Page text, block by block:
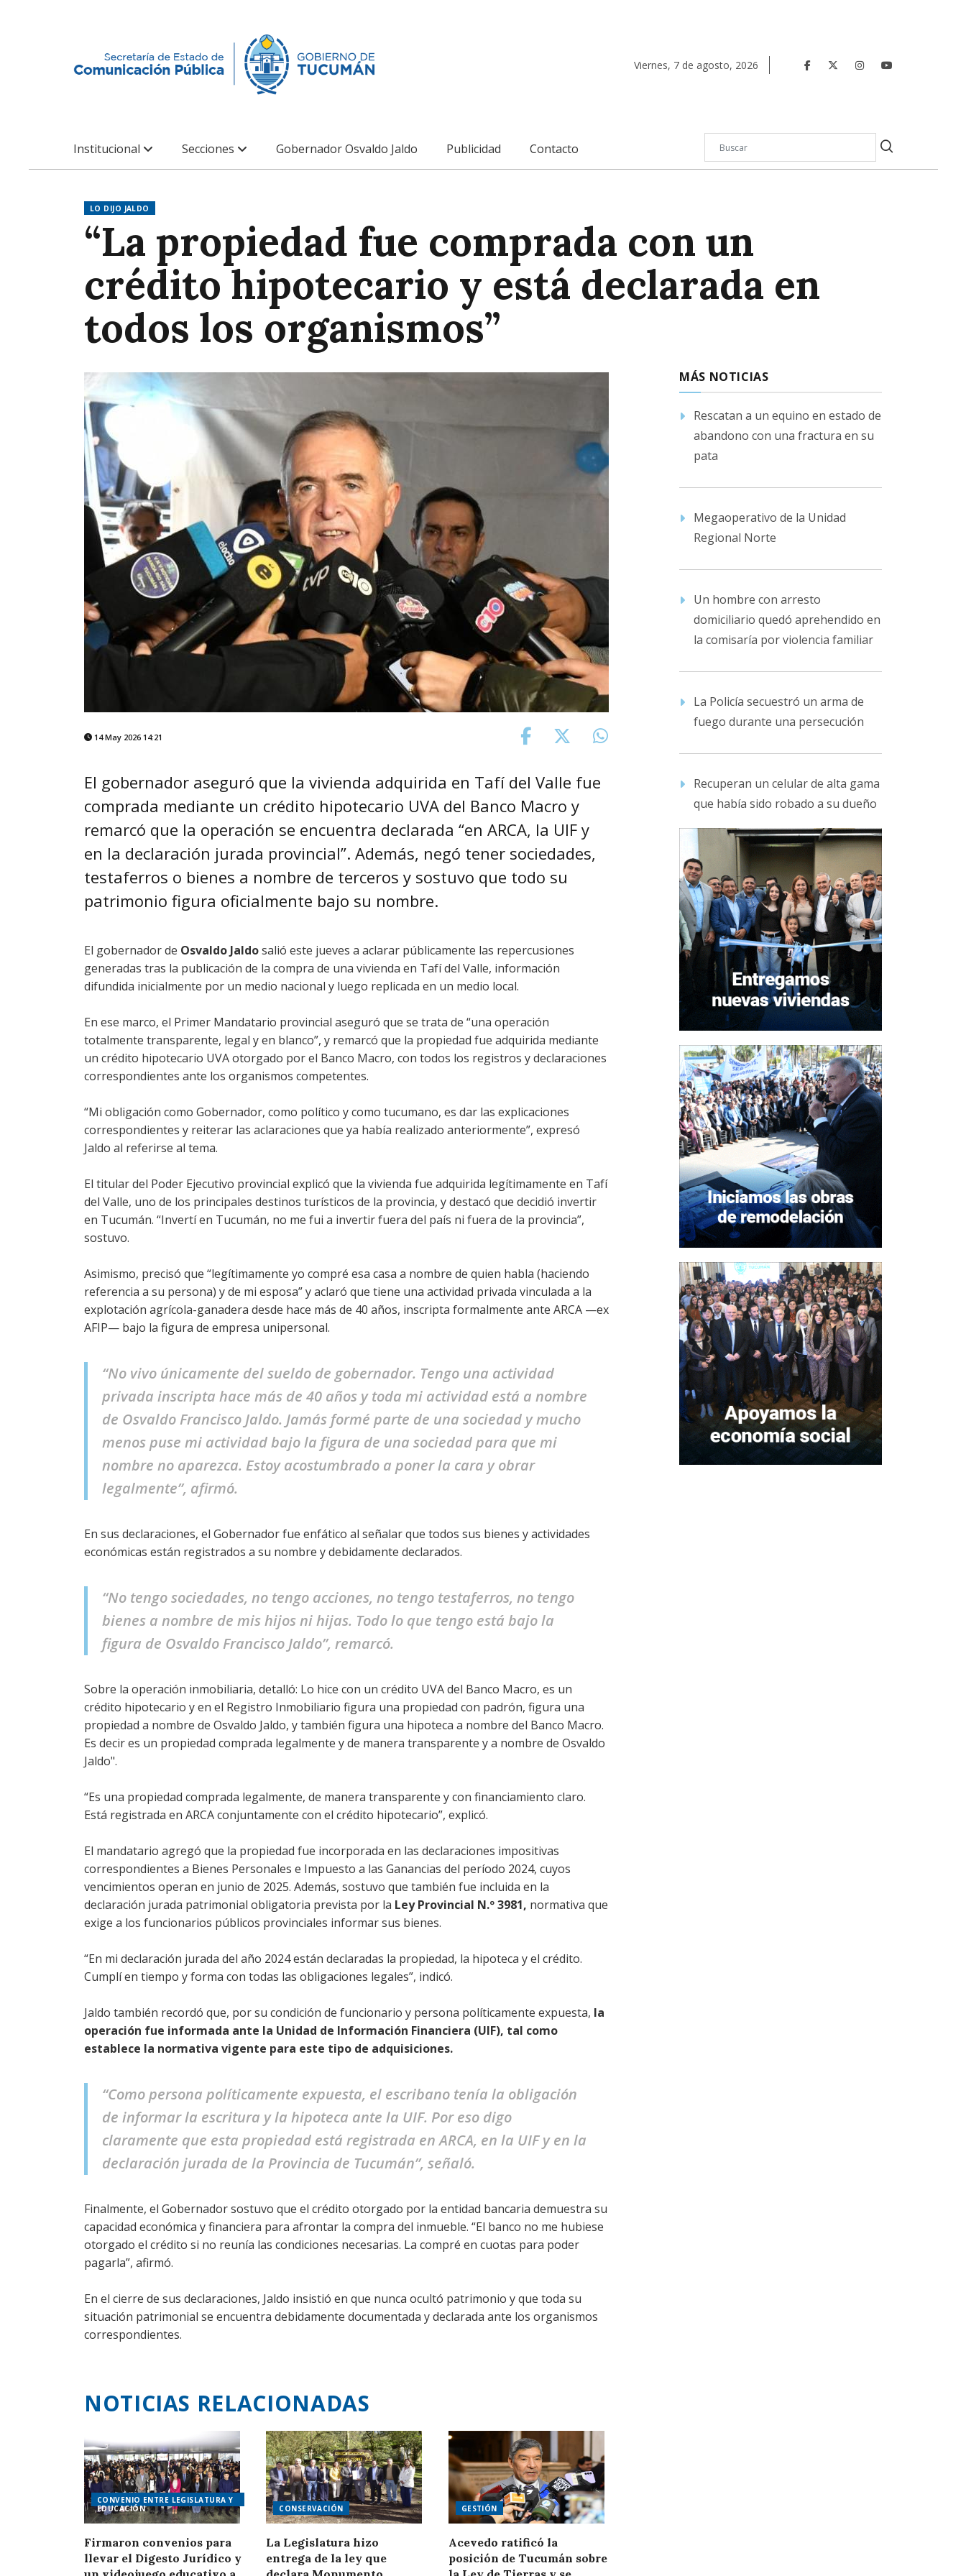
Viernes, 7 de agosto, 2026
Institucional Secciones Gobernador Osvaldo Jaldo Publicidad Contacto
LO DIJO JALDO
“La propiedad fue comprada con un
crédito hipotecario y está declarada en
todos los organismos”
14 May 2026 14:21
El gobernador aseguró que la vivienda adquirida en Tafí del Valle fue
comprada mediante un crédito hipotecario UVA del Banco Macro y
remarcó que la operación se encuentra declarada “en ARCA, la UIF y
en la declaración jurada provincial”. Además, negó tener sociedades,
testaferros o bienes a nombre de terceros y sostuvo que todo su
patrimonio figura oficialmente bajo su nombre.
El gobernador de Osvaldo Jaldosalió este jueves a aclarar públicamente las repercusiones
generadas tras la publicación de la compra de una vivienda en Tafí del Valle, información
difundida inicialmente por un medio nacional y luego replicada en un medio local.
En ese marco, el Primer Mandatario provincial aseguró que se trata de “una operación
totalmente transparente, legal y en blanco”, y remarcó que la propiedad fue adquirida mediante
un crédito hipotecario UVA otorgado por el Banco Macro, con todos los registros y declaraciones
correspondientes ante los organismos competentes.
“Mi obligación como Gobernador, como político y como tucumano, es dar las explicaciones
correspondientes y reiterar las aclaraciones que ya había realizado anteriormente”, expresó
Jaldo al referirse al tema.
El titular del Poder Ejecutivo provincial explicó que la vivienda fue adquirida legítimamente en Tafí
del Valle, uno de los principales destinos turísticos de la provincia, y destacó que decidió invertir
en Tucumán. “Invertí en Tucumán, no me fui a invertir fuera del país ni fuera de la provincia”,
sostuvo.
Asimismo, precisó que “legítimamente yo compré esa casa a nombre de quien habla (haciendo
referencia a su persona) y de mi esposa” y aclaró que tiene una actividad privada vinculada a la
explotación agrícola-ganadera desde hace más de 40 años, inscripta formalmente ante ARCA —ex
AFIP— bajo la figura de empresa unipersonal.
“No vivo únicamente del sueldo de gobernador. Tengo una actividad
privada inscripta hace más de 40 años y toda mi actividad está a nombre
de Osvaldo Francisco Jaldo. Jamás formé parte de una sociedad y mucho
menos puse mi actividad bajo la figura de una sociedad para que mi
nombre no aparezca. Estoy acostumbrado a poner la cara y obrar
legalmente”, afirmó.
En sus declaraciones, el Gobernador fue enfático al señalar que todos sus bienes y actividades
económicas están registrados a su nombre y debidamente declarados.
“No tengo sociedades, no tengo acciones, no tengo testaferros, no tengo
bienes a nombre de mis hijos ni hijas. Todo lo que tengo está bajo la
figura de Osvaldo Francisco Jaldo”, remarcó.
Sobre la operación inmobiliaria, detalló: Lo hice con un crédito UVA del Banco Macro, es un
crédito hipotecario y en el Registro Inmobiliario figura una propiedad con padrón, figura una
propiedad a nombre de Osvaldo Jaldo, y también figura una hipoteca a nombre del Banco Macro.
Es decir es un propiedad comprada legalmente y de manera transparente y a nombre de Osvaldo
Jaldo".
“Es una propiedad comprada legalmente, de manera transparente y con financiamiento claro.
Está registrada en ARCA conjuntamente con el crédito hipotecario”, explicó.
El mandatario agregó que la propiedad fue incorporada en las declaraciones impositivas
correspondientes a Bienes Personales e Impuesto a las Ganancias del período 2024, cuyos
vencimientos operan en junio de 2025. Además, sostuvo que también fue incluida en la
declaración jurada patrimonial obligatoria prevista por la Ley Provincial N.º 3981, normativa que
exige a los funcionarios públicos provinciales informar sus bienes.
“En mi declaración jurada del año 2024 están declaradas la propiedad, la hipoteca y el crédito.
Cumplí en tiempo y forma con todas las obligaciones legales”, indicó.
Jaldo también recordó que, por su condición de funcionario y persona políticamente expuesta, la
operación fue informada ante la Unidad de Información Financiera (UIF), tal como
establece la normativa vigente para este tipo de adquisiciones.
“Como persona políticamente expuesta, el escribano tenía la obligación
de informar la escritura y la hipoteca ante la UIF. Por eso digo
claramente que esta propiedad está registrada en ARCA, en la UIF y en la
declaración jurada de la Provincia de Tucumán”, señaló.
Finalmente, el Gobernador sostuvo que el crédito otorgado por la entidad bancaria demuestra su
capacidad económica y financiera para afrontar la compra del inmueble. “El banco no me hubiese
otorgado el crédito si no reunía las condiciones necesarias. La compré en cuotas para poder
pagarla”, afirmó.
En el cierre de sus declaraciones, Jaldo insistió en que nunca ocultó patrimonio y que toda su
situación patrimonial se encuentra debidamente documentada y declarada ante los organismos
correspondientes.
NOTICIAS RELACIONADAS
CONVENIO ENTRE LEGISLATURA Y
EDUCACIÓN
Firmaron convenios para
llevar el Digesto Jurídico y
CONSERVACIÓN
La Legislatura hizo
entrega de la ley que
GESTIÓN
Acevedo ratificó la
posición de Tucumán sobre
MÁS NOTICIAS
Rescatan a un equino en estado de
abandono con una fractura en su
pata
Megaoperativo de la Unidad
Regional Norte
Un hombre con arresto
domiciliario quedó aprehendido en
la comisaría por violencia familiar
La Policía secuestró un arma de
fuego durante una persecución
Recuperan un celular de alta gama
que había sido robado a su dueño